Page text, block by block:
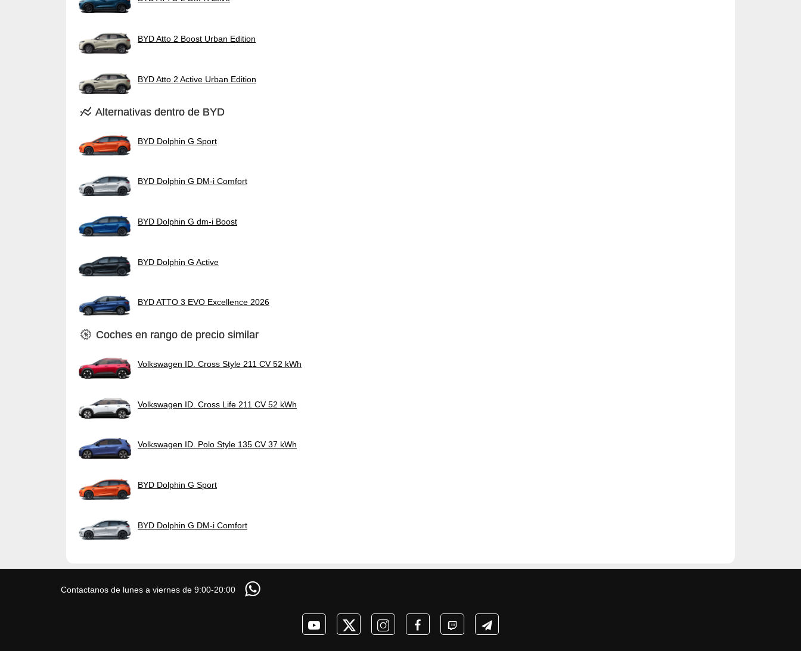
BYD Atto 2 Boost Urban Edition
BYD Atto 2 Active Urban Edition
Alternativas dentro de BYD
BYD Dolphin G Sport
BYD Dolphin G DM-i Comfort
BYD Dolphin G dm-i Boost
BYD Dolphin G Active
BYD ATTO 3 EVO Excellence 2026
Coches en rango de precio similar
Volkswagen ID. Cross Style 211 CV 52 kWh
Volkswagen ID. Cross Life 211 CV 52 kWh
Volkswagen ID. Polo Style 135 CV 37 kWh
BYD Dolphin G Sport
BYD Dolphin G DM-i Comfort
Contactanos de lunes a viernes de 9:00-20:00